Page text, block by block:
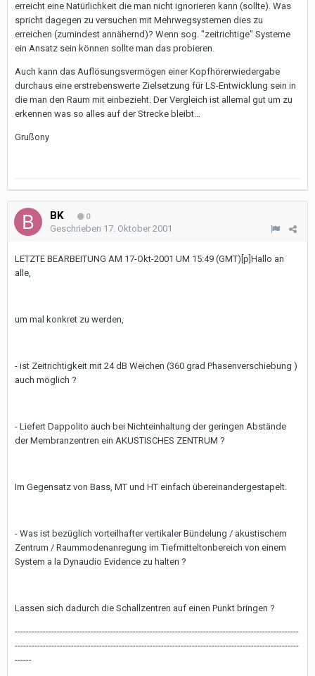
erreicht eine Natürlichkeit die man nicht ignorieren kann (sollte). Was
spricht dagegen zu versuchen mit Mehrwegsystemen dies zu
erreichen (zumindest annähernd)? Wenn sog. "zeitrichtige" Systeme
ein Ansatz sein können sollte man das probieren.
Auch kann das Auflösungsvermögen einer Kopfhörerwiedergabe
durchaus eine erstrebenswerte Zielsetzung für LS-Entwicklung sein in
die man den Raum mit einbezieht. Der Vergleich ist allemal gut um zu
erkennen was so alles auf der Strecke bleibt...
Grußony
BK 0
Geschrieben 17. Oktober 2001
LETZTE BEARBEITUNG AM 17-Okt-2001 UM 15:49 (GMT) [p]Hallo an
alle,
um mal konkret zu werden,
- ist Zeitrichtigkeit mit 24 dB Weichen (360 grad Phasenverschiebung )
auch möglich ?
- Liefert Dappolito auch bei Nichteinhaltung der geringen Abstände
der Membranzentren ein AKUSTISCHES ZENTRUM ?
Im Gegensatz von Bass, MT und HT einfach übereinandergestapelt.
- Was ist bezüglich vorteilhafter vertikaler Bündelung / akustischem
Zentrum / Raummodenanregung im Tiefmitteltonbereich von einem
System a la Dynaudio Evidence zu halten ?
Lassen sich dadurch die Schallzentren auf einen Punkt bringen ?
-----------------------------------------------------------------------------------------------------
-----------------------------------------------------------------------------------------------------
------